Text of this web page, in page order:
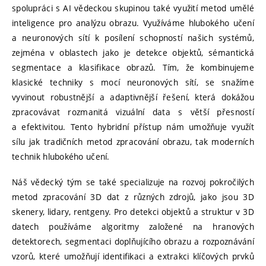
spolupráci s AI vědeckou skupinou také využití metod umělé
inteligence pro analýzu obrazu. Využíváme hlubokého učení
a neuronových sítí k posílení schopností našich systémů,
zejména v oblastech jako je detekce objektů, sémantická
segmentace a klasifikace obrazů. Tím, že kombinujeme
klasické techniky s mocí neuronových sítí, se snažíme
vyvinout robustnější a adaptivnější řešení, která dokážou
zpracovávat rozmanitá vizuální data s větší přesností
a efektivitou. Tento hybridní přístup nám umožňuje využít
sílu jak tradičních metod zpracování obrazu, tak moderních
technik hlubokého učení.
Náš vědecký tým se také specializuje na rozvoj pokročilých
metod zpracování 3D dat z různých zdrojů, jako jsou 3D
skenery, lidary, rentgeny. Pro detekci objektů a struktur v 3D
datech používáme algoritmy založené na hranových
detektorech, segmentaci doplňujícího obrazu a rozpoznávání
vzorů, které umožňují identifikaci a extrakci klíčových prvků